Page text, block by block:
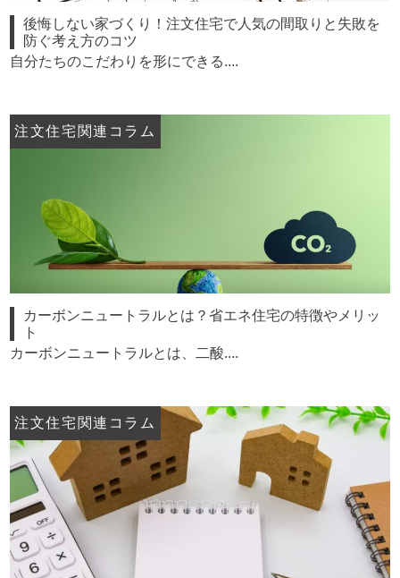
後悔しない家づくり！注文住宅で人気の間取りと失敗を
防ぐ考え方のコツ
自分たちのこだわりを形にできる....
注文住宅関連コラム
カーボンニュートラルとは？省エネ住宅の特徴やメリッ
ト
カーボンニュートラルとは、二酸....
注文住宅関連コラム